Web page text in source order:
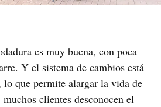
es muy buena, con poca
Y el sistema de cambios está
que permite alargar la vida de
clientes desconocen el